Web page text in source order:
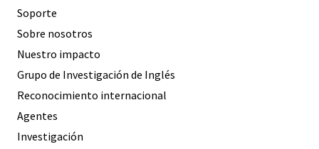
Soporte
Sobre nosotros
Nuestro impacto
Grupo de Investigación de Inglés
Reconocimiento internacional
Agentes
Investigación